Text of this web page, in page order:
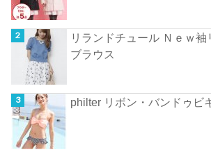
リランドチュール Ｎｅｗ袖
ブラウス
philter リボン・バンドゥビ